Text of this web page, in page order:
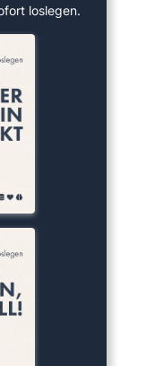
loslegen.